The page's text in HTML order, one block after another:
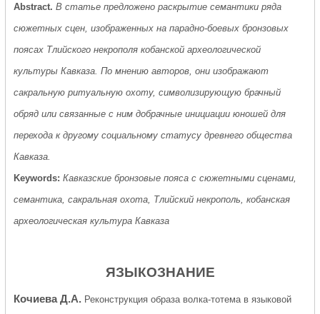
Abstract. В статье предложено раскрытие семантики ряда
сюжетных сцен, изображенных на парадно-боевых бронзовых
поясах Тлийского некрополя кобанской археологической
культуры Кавказа. По мнению авторов, они изображают
сакральную ритуальную охоту, символизирующую брачный
обряд или связанные с ним добрачные инициации юношей для
перехода к другому социальному статусу древнего общества
Кавказа.
Keywords: Кавказские бронзовые пояса с сюжетными сценами,
семантика, сакральная охота, Тлийский некрополь, кобанская
археологическая культура Кавказа
ЯЗЫКОЗНАНИЕ
Кочиева Д.А. Реконструкция образа волка-тотема в языковой